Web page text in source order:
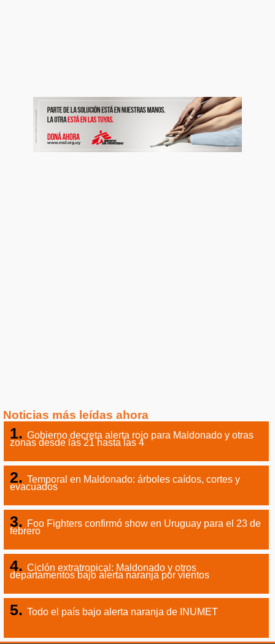
Noticias más leídas ahora
Gobierno decreta alerta rojo para Maldonado y otras
zonas desde las 21 hasta las 4
Temporal en Maldonado: árboles caídos, cortes y
evacuados
Foo Fighters confirmó show en Uruguay para el 23 de
febrero
Ciclón extratropical: Maldonado y otros
departamentos bajo alerta naranja por vientos
Todo el país bajo alerta naranja de INUMET